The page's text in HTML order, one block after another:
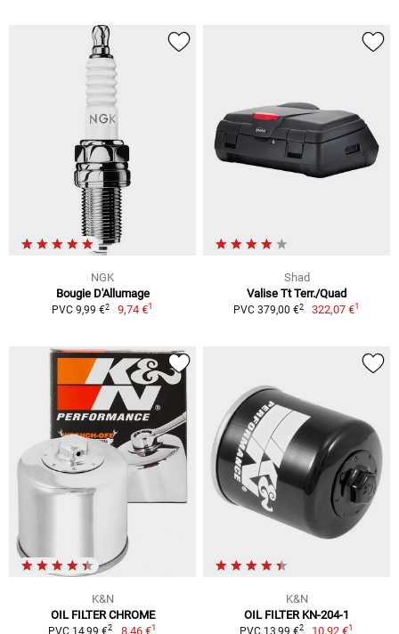
NGK
Bougie D'Allumage
PVC 9,99 €2 9,74 €1
Shad
Valise Tt Terr./Quad
PVC 379,00 €2 322,07 €1
K&N
OIL FILTER CHROME
PVC 14,99 €2 8,46 €1
K&N
OIL FILTER KN-204-1
PVC 13,99 €2 10,92 €1